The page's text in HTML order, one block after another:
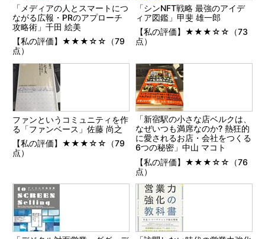
「メディアの人とスマートにつ
ながる広報・PRのアプローチ
攻略術」千田 絵美
【私の評価】★★★☆☆（79
点）
「シンNFT戦略 最強のアイデ
ィア図鑑」甲斐 雄一郎
【私の評価】★★★☆☆（73
点）
ファンというコミュニティを作
る「ファンベース」佐藤 尚之
【私の評価】★★★☆☆（79
点）
「新宿駅の小さな店ベルクは、
なぜいつも満席なのか? 熱狂的
に愛されるお店・会社をつくる
6つの秘密」中山 マコト
【私の評価】★★★☆☆（76
点）